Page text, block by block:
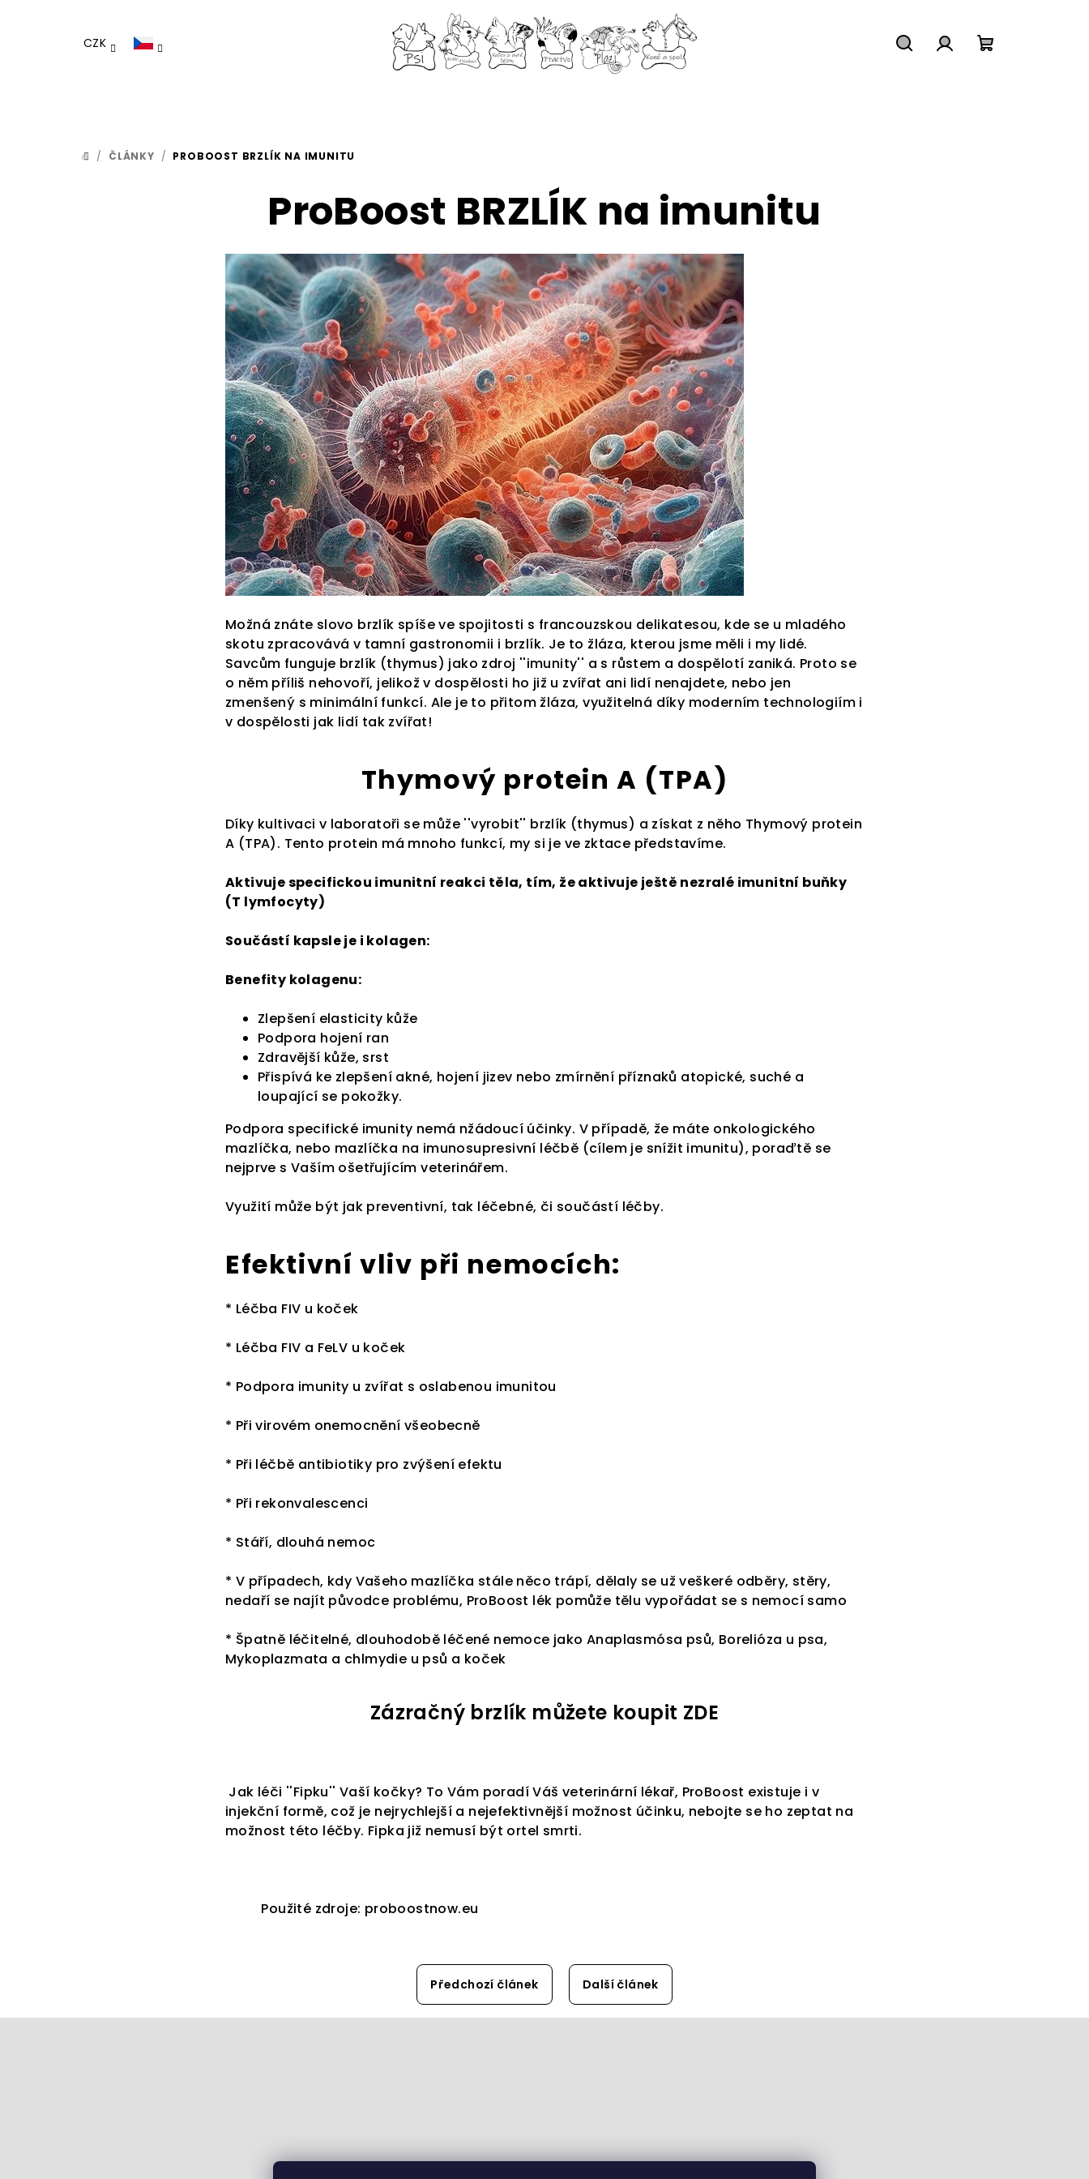
CZK
DOMŮ
/ ČLÁNKY / PROBOOST BRZLÍK NA IMUNITU
ProBoost BRZLÍK na imunitu
Možná znáte slovo brzlík spíše ve spojitosti s francouzskou delikatesou, kde se u mladého
skotu zpracovává v tamní gastronomii i brzlík. Je to žláza, kterou jsme měli i my lidé.
Savcům funguje brzlík (thymus) jako zdroj ''imunity'' a s růstem a dospělotí zaniká. Proto se
o něm příliš nehovoří, jelikož v dospělosti ho již u zvířat ani lidí nenajdete, nebo jen
zmenšený s minimální funkcí. Ale je to přitom žláza, využitelná díky moderním technologiím i
v dospělosti jak lidí tak zvířat!
Thymový protein A (TPA)
Díky kultivaci v laboratoři se může ''vyrobit'' brzlík (thymus) a získat z něho Thymový protein
A (TPA). Tento protein má mnoho funkcí, my si je ve zktace představíme.
Aktivuje specifickou imunitní reakci těla, tím, že aktivuje ještě nezralé imunitní buňky
(T lymfocyty)
Součástí kapsle je i kolagen:
Benefity kolagenu:
Zlepšení elasticity kůže
Podpora hojení ran
Zdravější kůže, srst
Přispívá ke zlepšení akné, hojení jizev nebo zmírnění příznaků atopické, suché a
loupající se pokožky.
Podpora specifické imunity nemá nžádoucí účinky. V případě, že máte onkologického
mazlíčka, nebo mazlíčka na imunosupresivní léčbě (cílem je snížit imunitu), poraďtě se
nejprve s Vaším ošetřujícím veterinářem.
Využití může být jak preventivní, tak léčebné, či součástí léčby.
Efektivní vliv při nemocích:
* Léčba FIV u koček
* Léčba FIV a FeLV u koček
* Podpora imunity u zvířat s oslabenou imunitou
* Při virovém onemocnění všeobecně
* Při léčbě antibiotiky pro zvýšení efektu
* Při rekonvalescenci
* Stáří, dlouhá nemoc
* V případech, kdy Vašeho mazlíčka stále něco trápí, dělaly se už veškeré odběry, stěry,
nedaří se najít původce problému, ProBoost lék pomůže tělu vypořádat se s nemocí samo
* Špatně léčitelné, dlouhodobě léčené nemoce jako Anaplasmósa psů, Borelióza u psa,
Mykoplazmata a chlmydie u psů a koček
Zázračný brzlík můžete koupit ZDE
Jak léči ''Fipku'' Vaší kočky? To Vám poradí Váš veterinární lékař, ProBoost existuje i v
injekční formě, což je nejrychlejší a nejefektivnější možnost účinku, nebojte se ho zeptat na
možnost této léčby. Fipka již nemusí být ortel smrti.
Použité zdroje: proboostnow.eu
Předchozí článek Další článek